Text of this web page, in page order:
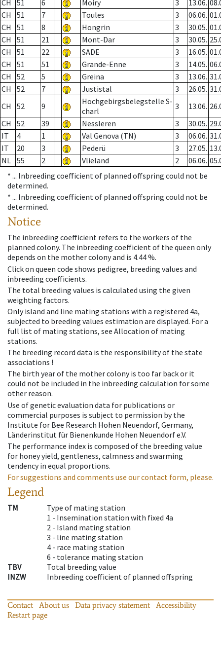
CH 51 6 Moiry 3 13.06.
CH
51 7 Toules 3 06.06.
CH
51 8 Hongrin 3 30.05.
CH
51 21 Mont-Dar 3 30.05.
CH
51 22 SADE 3 16.05.
CH
51 51 Grande-Enne 3 14.05.
CH
52 5 Greina 3 13.06.
CH
52 7 Justistal 3 26.05.
CH
52 9
Hochgebirgsbelegstelle S-
charl
3 13.06.
CH
52 39 Nessleren 3 30.05.
IT
4 1 Val Genova (TN) 3 06.06.
IT
20 3 Pederü 3 27.05.
NL 55 2 Vlieland 2 06.06.
* ... Inbreeding coefficient of planned offspring could not be
determined.
* ... Inbreeding coefficient of planned offspring could not be
determined.
Notice
The inbreeding coefficient refers to the workers of the
planned colony. The inbreeding coefficient of the queen only
depends on the mother colony and is 4.44 %.
Click on queen code shows pedigree, breeding values and
inbreeding coefficients.
The total breeding values is calculated using the given
weighting factors.
Only island and line mating stations with a registered 4a,
subjected to breeding values estimation are displayed. For a
full list of mating stations, see Allocation of mating
stations.
The breeding record data is the responsibility of the state
associations !
The birth year of the mother colony is too far back or it
could not be included in the inbreeding calculation for some
other reason.
Use of genetic evaluation data for publications or
commercial purposes is subject to permission by the
Institute for Bee Research Hohen Neuendorf, Germany,
Länderinstitut für Bienenkunde Hohen Neuendorf e.V.
The performance index is composed of the breeding value
for honey yield, gentleness, calmness and swarming
tendency in equal proportions.
For suggestions and comments use our contact form, please.
Legend
TM
Type of mating station
1 - Insemination station with fixed 4a
2 - Island mating station
3 - line mating station
4 - race mating station
6 - tolerance mating station
TBV
Total breeding value
INZW
Inbreeding coefficient of planned offspring
Contact About us Data privacy statement
Accessibility
Restart page